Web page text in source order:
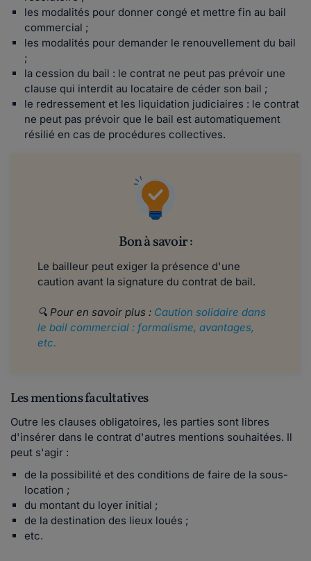
les modalités pour donner congé et mettre fin au bail
commercial ;
les modalités pour demander le renouvellement du bail
;
la cession du bail : le contrat ne peut pas prévoir une
clause qui interdit au locataire de céder son bail ;
le redressement et les liquidation judiciaires : le contrat
ne peut pas prévoir que le bail est automatiquement
résilié en cas de procédures collectives.
Bon à savoir :
Le bailleur peut exiger la présence d'une
caution avant la signature du contrat de bail.
🔍 Pour en savoir plus : Caution solidaire dans
le bail commercial : formalisme, avantages,
etc.
Les mentions facultatives
Outre les clauses obligatoires, les parties sont libres
d'insérer dans le contrat d'autres mentions souhaitées. Il
peut s'agir :
de la possibilité et des conditions de faire de la sous-
location ;
du montant du loyer initial ;
de la destination des lieux loués ;
etc.